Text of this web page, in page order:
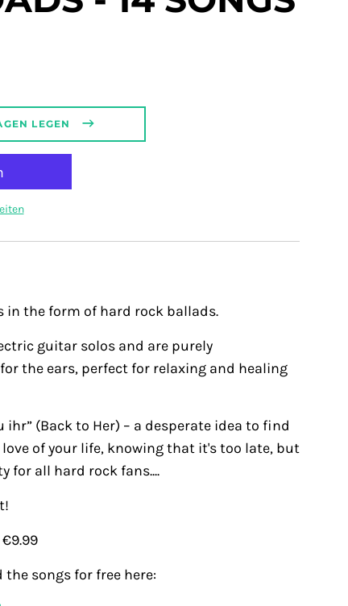
LEGEN
in the form of hard rock ballads.
guitar solos and are purely
the ears, perfect for relaxing and healing
ihr” (Back to Her) – a desperate idea to find
of your life, knowing that it's too late, but
for all hard rock fans....
songs for free here: